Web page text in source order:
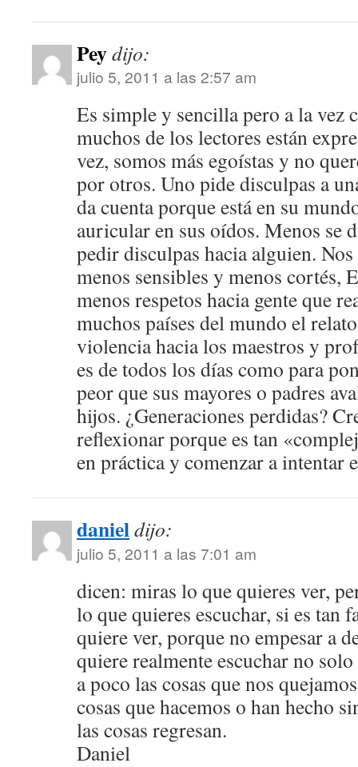
Peydijo:
julio 5, 2011 a las 2:57 am
Es simple y sencilla pero a la
muchos de los lectores están
vez, somos más egoístas y no
por otros. Uno pide disculpas a
da cuenta porque está en su
auricular en sus oídos. Menos se
pedir disculpas hacia alguien.
menos sensibles y menos cortés,
menos respetos hacia gente que
muchos países del mundo el
violencia hacia los maestros y
es de todos los días como para
peor que sus mayores o padres
hijos. ¿Generaciones perdidas?
reflexionar porque es tan
en práctica y comenzar a intentar
danieldijo:
julio 5, 2011 a las 7:01 am
dicen: miras lo que quieres ver,
lo que quieres escuchar, si es tan
quiere ver, porque no empesar a
quiere realmente escuchar no
a poco las cosas que nos
cosas que hacemos o han hecho
las cosas regresan.
Daniel